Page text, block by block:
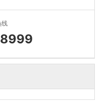
线